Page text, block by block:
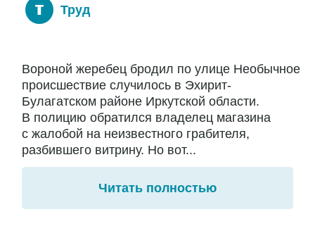
Труд
Вороной жеребец бродил по улице Необычное
происшествие случилось в Эхирит-
Булагатском районе Иркутской области.
В полицию обратился владелец магазина
с жалобой на неизвестного грабителя,
разбившего витрину. Но вот...
Читать полностью